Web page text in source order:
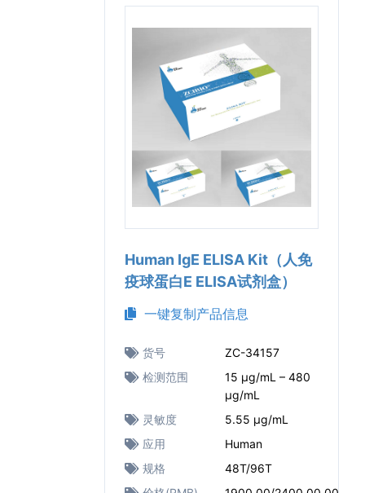
Human IgE ELISA Kit（人免
疫球蛋白E ELISA试剂盒）
一键复制产品信息
货号
ZC-34157
检测范围
15 μg/mL – 480
μg/mL
灵敏度
5.55 μg/mL
应用
Human
规格
48T/96T